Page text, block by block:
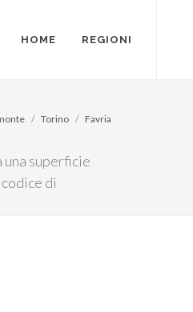
HOME REGIONI
superficie
di
Torino Favria